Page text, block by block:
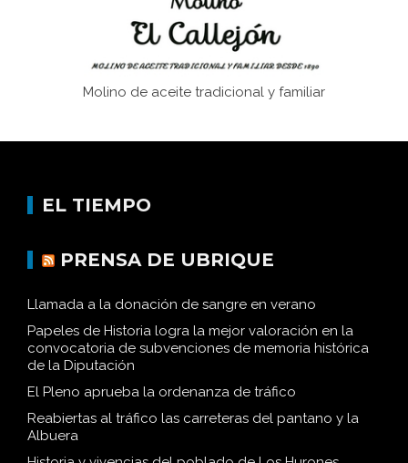
Molino de aceite tradicional y familiar
EL TIEMPO
PRENSA DE UBRIQUE
Llamada a la donación de sangre en verano
Papeles de Historia logra la mejor valoración en la
convocatoria de subvenciones de memoria histórica
de la Diputación
El Pleno aprueba la ordenanza de tráfico
Reabiertas al tráfico las carreteras del pantano y la
Albuera